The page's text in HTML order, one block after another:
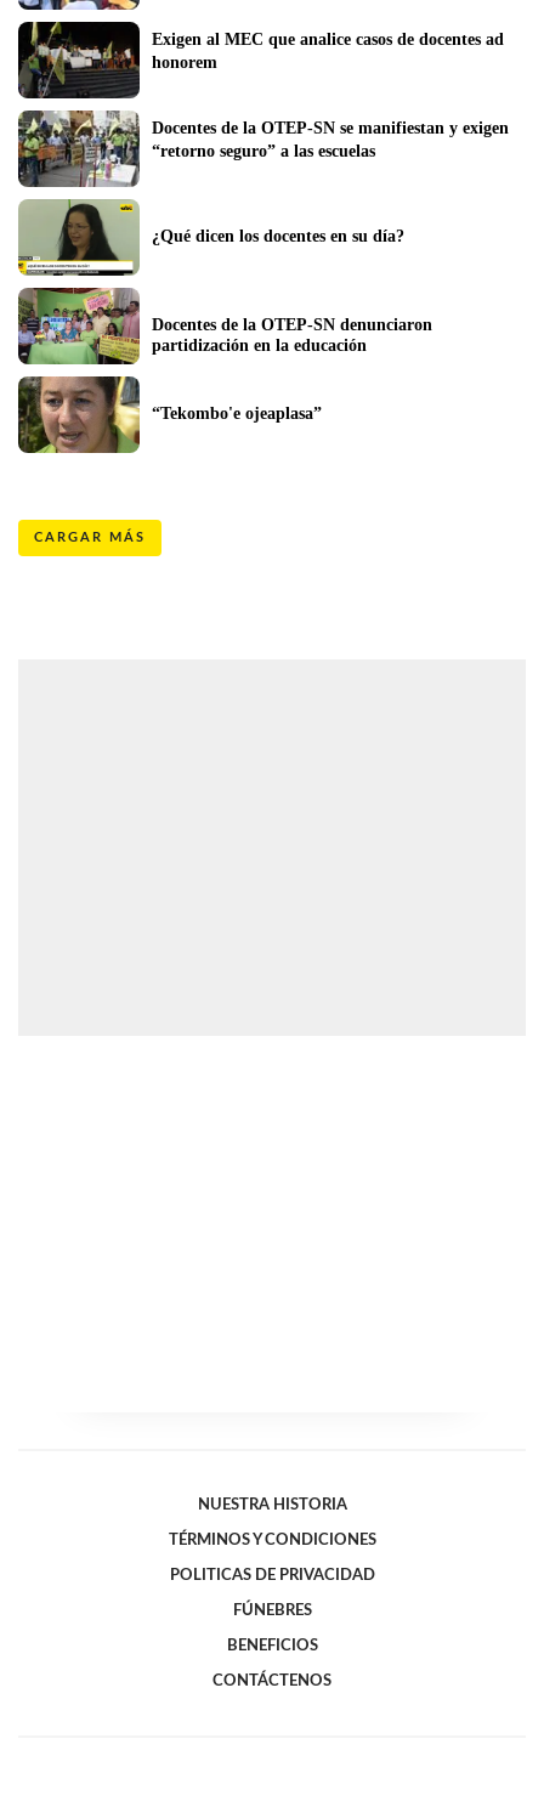
Exigen al MEC que analice casos de docentes ad
honorem
Docentes de la OTEP-SN se manifiestan y exigen
“retorno seguro” a las escuelas
¿Qué dicen los docentes en su día?
Docentes de la OTEP-SN denunciaron
partidización en la educación
“Tekombo'e ojeaplasa”
CARGAR MÁS
NUESTRA HISTORIA
TÉRMINOS Y CONDICIONES
POLITICAS DE PRIVACIDAD
FÚNEBRES
BENEFICIOS
CONTÁCTENOS